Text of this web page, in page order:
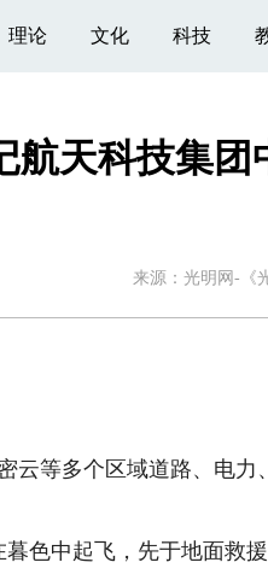
理论 文化 科技
天科技集团
来源： 光明网-《
等多个区域道路、电力
中起飞，先于地面救